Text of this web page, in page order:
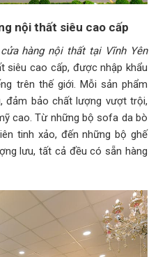
nội thất siêu cao cấp
cửa hàng nội thất tại Vĩnh Yên
siêu cao cấp, được nhập khẩu
trên thế giới. Mỗi sản phẩm
đảm bảo chất lượng vượt trội,
cao. Từ những bộ sofa da bò
tinh xảo, đến những bộ ghế
lưu, tất cả đều có sẵn hàng